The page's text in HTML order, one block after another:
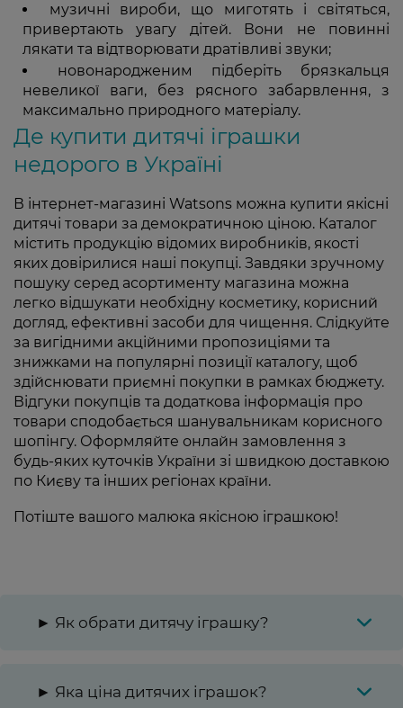
музичні вироби, що миготять і світяться,
привертають увагу дітей. Вони не повинні
лякати та відтворювати дратівливі звуки;
новонародженим підберіть брязкальця
невеликої ваги, без рясного забарвлення, з
максимально природного матеріалу.
Де купити дитячі іграшки
недорого в Україні
В інтернет-магазині Watsons можна купити якісні
дитячі товари за демократичною ціною. Каталог
містить продукцію відомих виробників, якості
яких довірилися наші покупці. Завдяки зручному
пошуку серед асортименту магазина можна
легко відшукати необхідну косметику, корисний
догляд, ефективні засоби для чищення. Слідкуйте
за вигідними акційними пропозиціями та
знижками на популярні позиції каталогу, щоб
здійснювати приємні покупки в рамках бюджету.
Відгуки покупців та додаткова інформація про
товари сподобається шанувальникам корисного
шопінгу. Оформляйте онлайн замовлення з
будь-яких куточків України зі швидкою доставкою
по Києву та інших регіонах країни.
Потіште вашого малюка якісною іграшкою!
► Як обрати дитячу іграшку?
► Яка ціна дитячих іграшок?